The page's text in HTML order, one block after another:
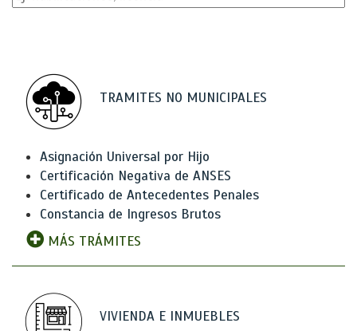
TRAMITES NO MUNICIPALES
Asignación Universal por Hijo
Certificación Negativa de ANSES
Certificado de Antecedentes Penales
Constancia de Ingresos Brutos
MÁS TRÁMITES
VIVIENDA E INMUEBLES